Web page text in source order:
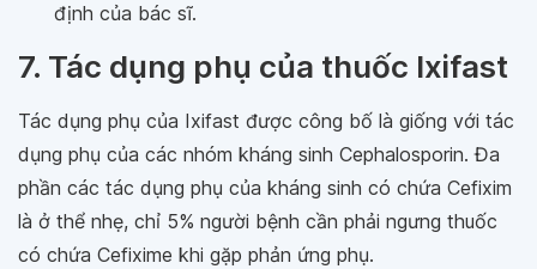
định của bác sĩ.
7. Tác dụng phụ của thuốc Ixifast
Tác dụng phụ của Ixifast được công bố là giống với tác
dụng phụ của các nhóm kháng sinh Cephalosporin. Đa
phần các tác dụng phụ của kháng sinh có chứa Cefixim
là ở thể nhẹ, chỉ 5% người bệnh cần phải ngưng thuốc
có chứa Cefixime khi gặp phản ứng phụ.